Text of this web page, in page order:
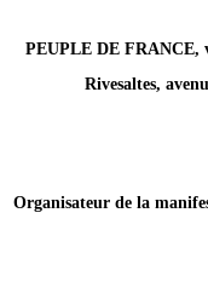
PEUPLE DE FRANCE,
Rivesaltes,
Organisateur de la